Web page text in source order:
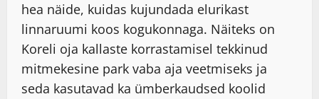
hea näide, kuidas kujundada elurikast
linnaruumi koos kogukonnaga. Näiteks on
Koreli oja kallaste korrastamisel tekkinud
mitmekesine park vaba aja veetmiseks ja
seda kasutavad ka ümberkaudsed koolid